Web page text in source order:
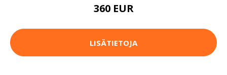
360 EUR
LISÄTIETOJA